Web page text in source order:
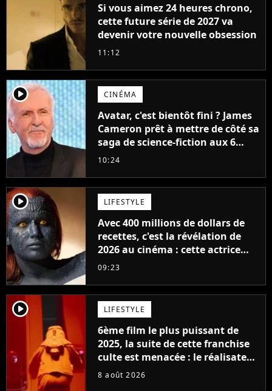
Si vous aimez 24 heures chrono,
cette future série de 2027 va
devenir votre nouvelle obsession
11:12
player2 CINÉMA
Avatar, c'est bientôt fini ? James
Cameron prêt à mettre de côté sa
saga de science-fiction aux 6
milliards de recettes
10:24
player2 LIFESTYLE
Avec 400 millions de dollars de
recettes, c'est la révélation de
2026 au cinéma : cette actrice
adorée prête à remplacer
09:23
player2 LIFESTYLE
6ème film le plus puissant de
2025, la suite de cette franchise
culte est menacée : le réalisateur
claque la porte pour "différends
8 août 2026